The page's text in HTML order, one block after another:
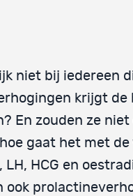
niet bij iedereen
krijgt
En zouden ze
gaat het met
HCG en
ook